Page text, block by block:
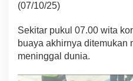
r
h
a
i
(07/10/25)
Sekitar pukul 07.00 wita
buaya akhirnya ditemukan
meninggal dunia.